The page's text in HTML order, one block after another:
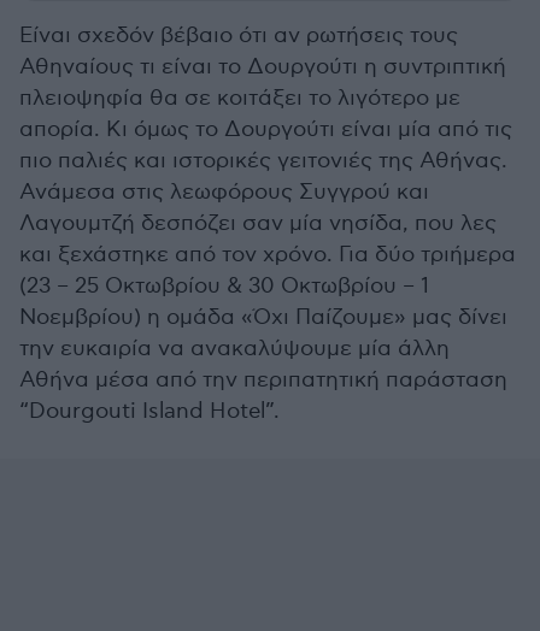
Είναι σχεδόν βέβαιο ότι αν ρωτήσεις τους
Αθηναίους τι είναι το Δουργούτι η συντριπτική
πλειοψηφία θα σε κοιτάξει το λιγότερο με
απορία. Κι όμως το Δουργούτι είναι μία από τις
πιο παλιές και ιστορικές γειτονιές της Αθήνας.
Ανάμεσα στις λεωφόρους Συγγρού και
Λαγουμτζή δεσπόζει σαν μία νησίδα, που λες
και ξεχάστηκε από τον χρόνο. Για δύο τριήμερα
(23 – 25 Οκτωβρίου & 30 Οκτωβρίου – 1
Νοεμβρίου) η ομάδα «Όχι Παίζουμε» μας δίνει
την ευκαιρία να ανακαλύψουμε μία άλλη
Αθήνα μέσα από την περιπατητική παράσταση
“Dourgouti Island Hotel”.